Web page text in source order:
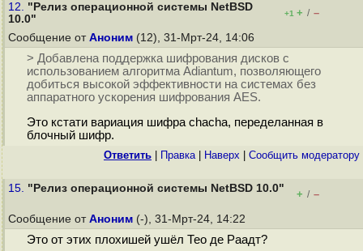
12. "Релиз операционной системы NetBSD
10.0"
+1 + / –
Сообщение от Аноним (12), 31-Мрт-24, 14:06
> Добавлена поддержка шифрования дисков с
использованием алгоритма Adiantum, позволяющего
добиться высокой эффективности на системах без
аппаратного ускорения шифрования AES.
Это кстати вариация шифра chacha, переделанная в
блочный шифр.
Ответить Правка| Наверх Cообщить модератору
15. "Релиз операционной системы NetBSD 10.0" + / –
Сообщение от Аноним (-), 31-Мрт-24, 14:22
Это от этих плохишей ушёл Тео де Раадт?